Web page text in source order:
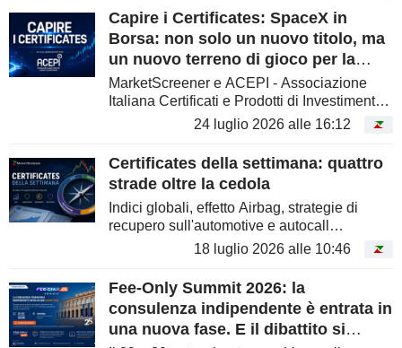
sugli utili. UniCredit...
Capire i Certificates: SpaceX in
Borsa: non solo un nuovo titolo, ma
un nuovo terreno di gioco per la
consulenza
MarketScreener e ACEPI - Associazione
Italiana Certificati e Prodotti di Investimento
collaborano per rendere più accessibili e
comprensibili i principali strumenti
d'investimento. Attraverso la...
24 luglio 2026 alle 16:12
Certificates della settimana: quattro
strade oltre la cedola
Indici globali, effetto Airbag, strategie di
recupero sull'automotive e autocall
accelerato: le nuove proposte di UniCredit e
Vontobel mostrano come il rendimento
potenziale possa essere costruito...
18 luglio 2026 alle 10:46
Fee-Only Summit 2026: la
consulenza indipendente è entrata in
una nuova fase. E il dibattito si